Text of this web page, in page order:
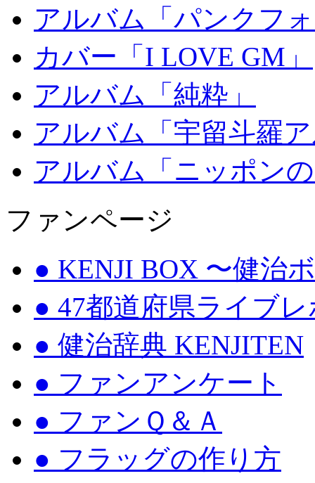
アルバム「パンクフ
カバー「I LOVE GM」
アルバム「純粋」
アルバム「宇留斗羅
アルバム「ニッポン
ファンページ
● KENJI BOX 〜健治
● 47都道府県ライブ
● 健治辞典 KENJITEN
● ファンアンケート
● ファンＱ＆Ａ
● フラッグの作り方